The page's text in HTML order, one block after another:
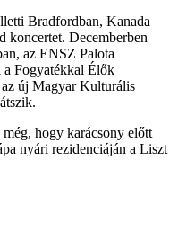
Bradfordban, Kanada
koncertet. Decemberben
az ENSZ Palota
Fogyatékkal Élők
új Magyar Kulturális
hogy karácsony előtt
nyári rezidenciáján a Liszt